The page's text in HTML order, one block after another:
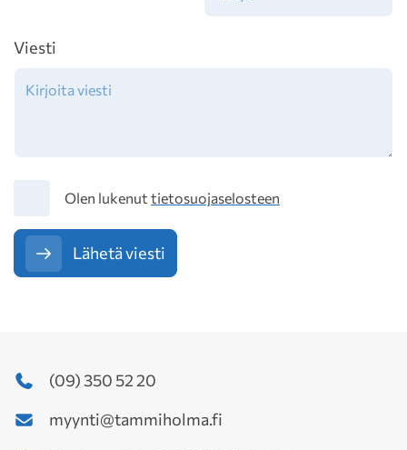
Viesti
TietosuojaOlen lukenut tietosuojaselosteen
Lähetä viesti
(09) 350 52 20
myynti@tammiholma.fi